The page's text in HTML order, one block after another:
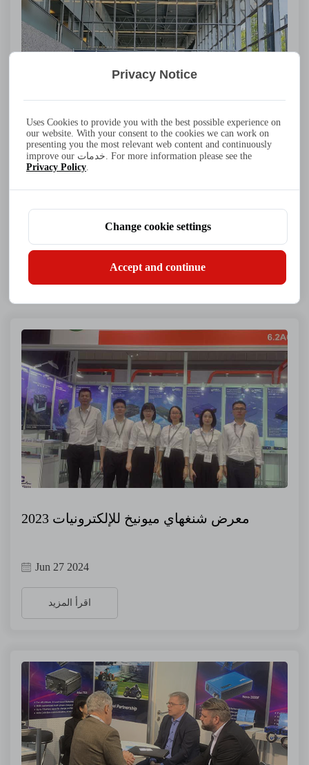
معرض التكنولوجيا البحرية المتقدمة في
أمستردام | عرض حلول الشحن الذكي وتخزين
معرض شنغهاي ميونيخ للإلكترونيات 2023
Jun 27 2024
اقرأ المزيد
Privacy Notice
Uses Cookies to provide you with the best possible experience on
our website. With your consent to the cookies we can work on
presenting you the most relevant web content and continuously
improve our خدمات. For more information please see the
Privacy Policy.
Change cookie settings
Accept and continue